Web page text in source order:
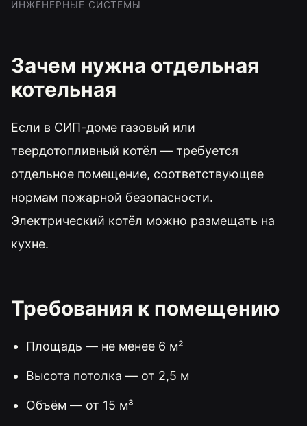
ИНЖЕНЕРНЫЕ СИСТЕМЫ
Зачем нужна отдельная
котельная
Если в СИП-доме газовый или
твердотопливный котёл — требуется
отдельное помещение, соответствующее
нормам пожарной безопасности.
Электрический котёл можно размещать на
кухне.
Требования к помещению
Площадь — не менее 6 м²
Высота потолка — от 2,5 м
Объём — от 15 м³